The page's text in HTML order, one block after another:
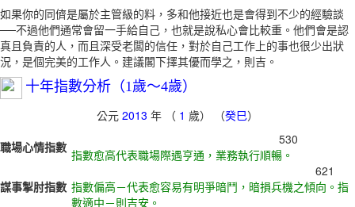
如果你的同儕是屬於主管級的料，多和他接近也是會得到不少的經驗談
──不過他們通常會留一手給自己，也就是說私心會比較重。他們會是認
真且負責的人，而且深受老闆的信任，對於自己工作上的事也很少出狀
況，是個完美的工作人。建議閣下擇其優而學之，則吉。
十年指數分析（1歲～4歲）
公元 2013 年 （ 1 歲） （癸巳）
職場心情指數
530
指數愈高代表職場際遇亨通，業務執行順暢。
謀事掣肘指數
621
指數偏高－代表愈容易有明爭暗鬥，暗損兵機之傾向。指
數適中－則吉安。